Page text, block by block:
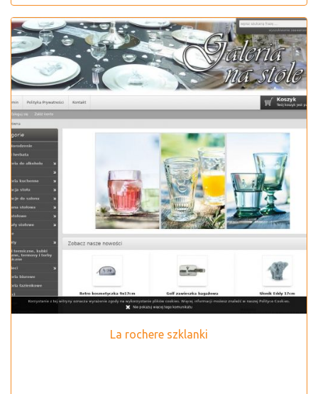
La rochere szklanki